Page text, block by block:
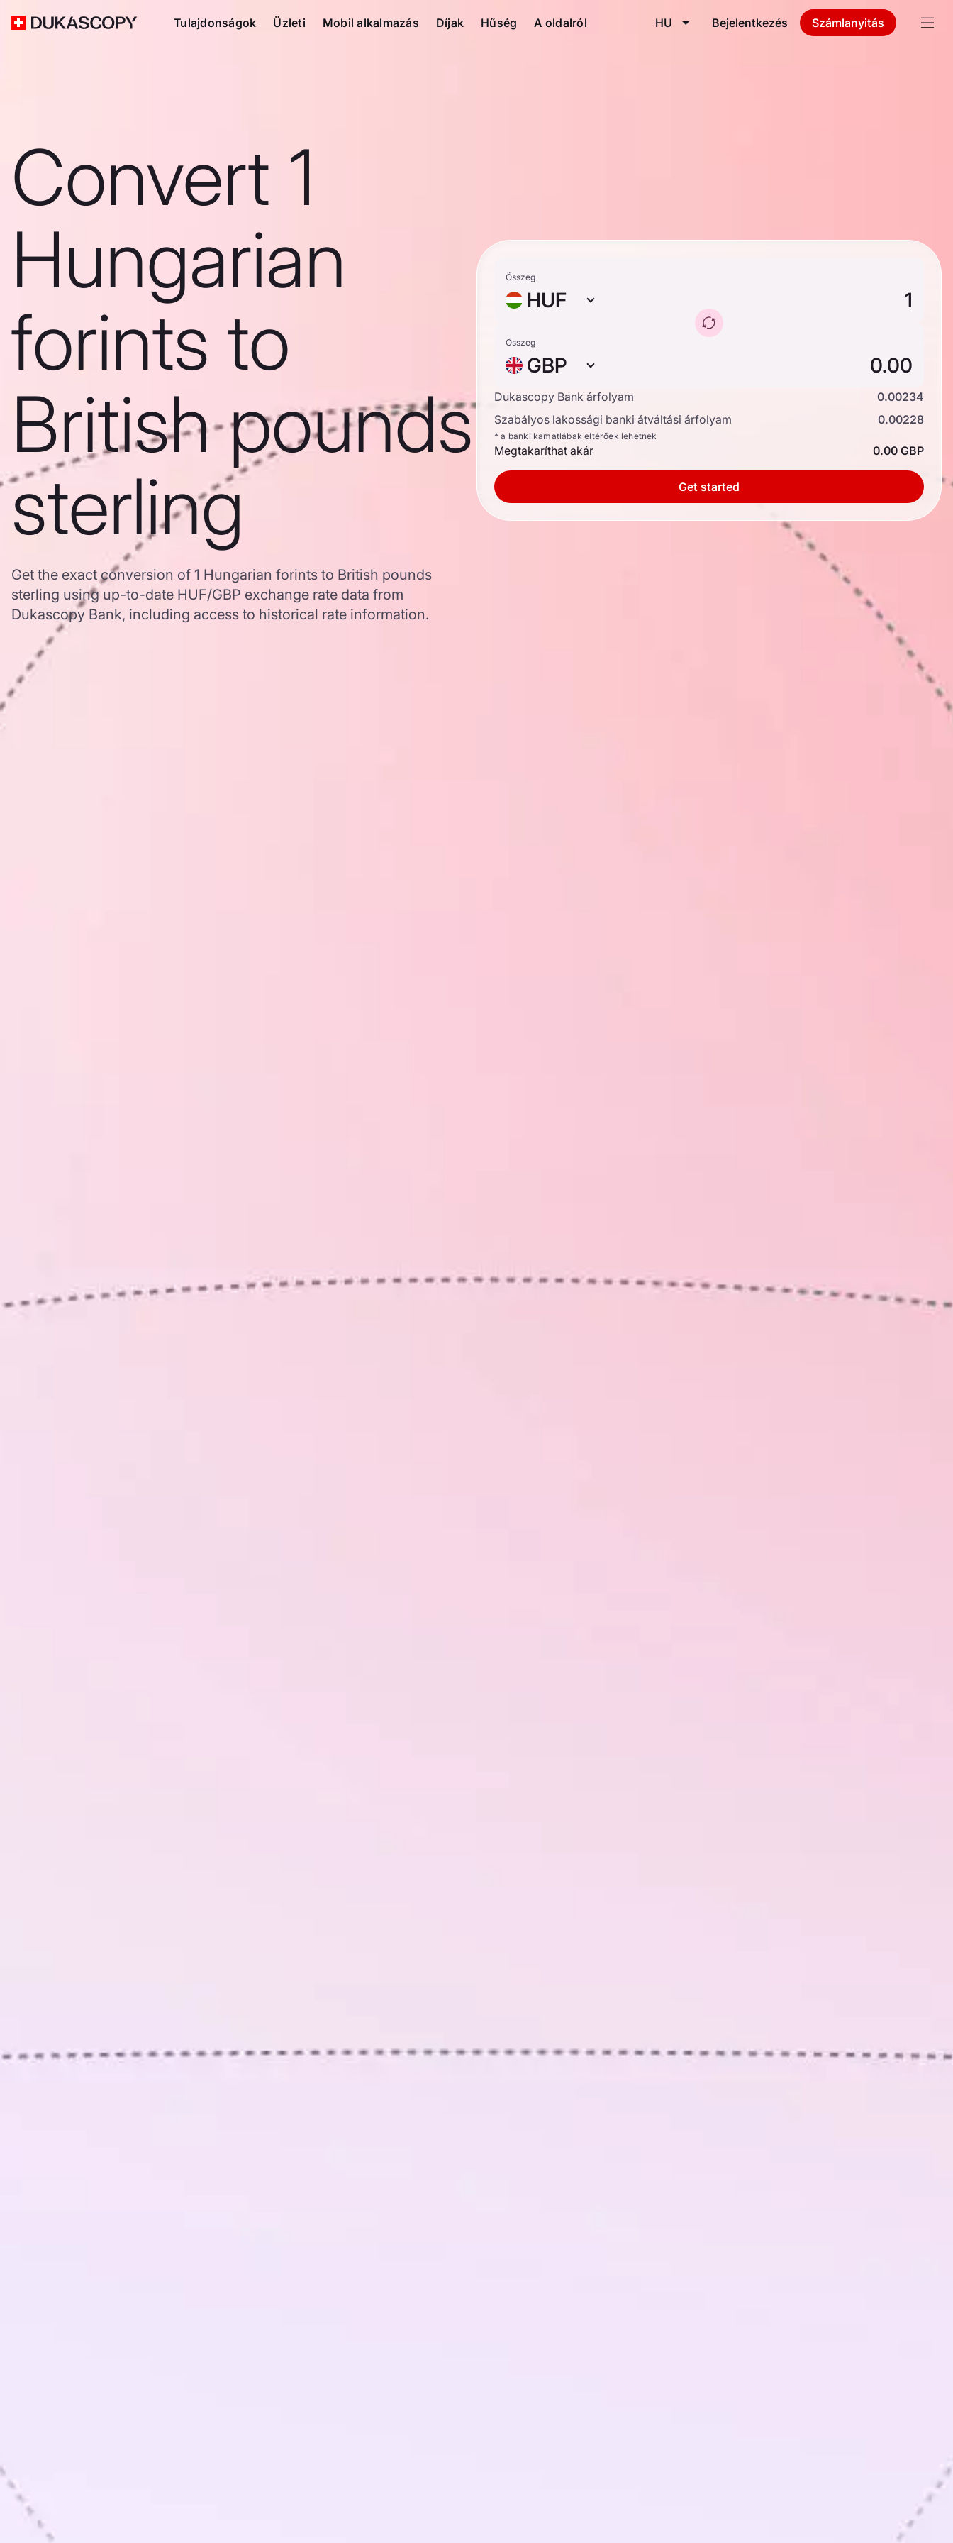
Tulajdonságok Üzleti Mobil alkalmazás Díjak Hűség A oldalról HU Bejelentkezés Számlanyitás
Convert 1
Hungarian
forints to
British pounds
sterling
Get the exact conversion of 1 Hungarian forints to British pounds
sterling using up-to-date HUF/GBP exchange rate data from
Dukascopy Bank, including access to historical rate information.
Összeg
HUF
Összeg
GBP
Dukascopy Bank árfolyam
0.00234
Szabályos lakossági banki átváltási árfolyam
0.00228
* a banki kamatlábak eltérőek lehetnek
Megtakaríthat akár 0.00 GBP
Get started